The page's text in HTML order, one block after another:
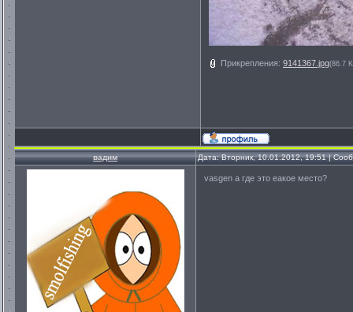
Прикрепления: 9141367.jpg(86.7
вадим Дата: Вторник, 10.01.2012, 19:51 |
vasgen а где это еакое место?